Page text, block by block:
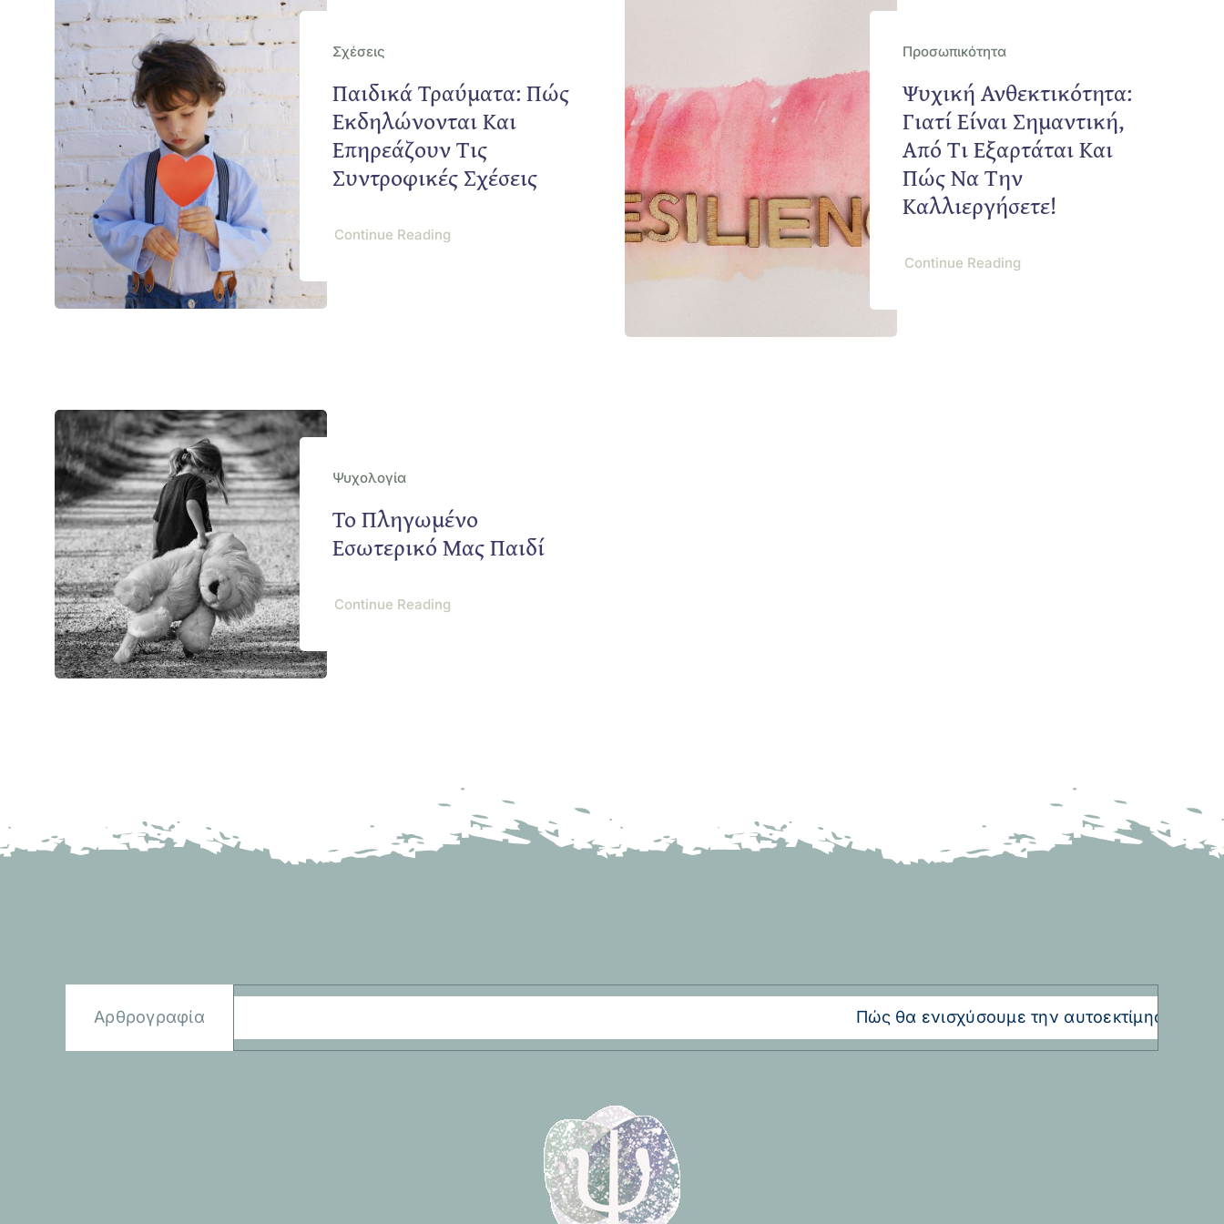
Σχέσεις
Παιδικά Τραύματα: Πώς
Εκδηλώνονται Και
Επηρεάζουν Τις
Συντροφικές Σχέσεις
Continue Reading
Προσωπικότητα
Ψυχική Ανθεκτικότητα:
Γιατί Είναι Σημαντική,
Από Τι Εξαρτάται Και
Πώς Να Την
Καλλιεργήσετε!
Continue Reading
Ψυχολογία
Το Πληγωμένο
Εσωτερικό Μας Παιδί
Continue Reading
Αρθρογραφία Πώς θα ενισχύσουμε την αυτοεκτίμηση του